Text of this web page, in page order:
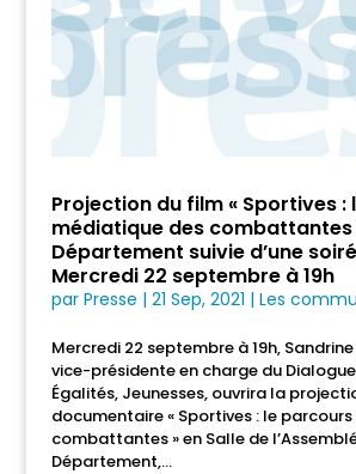
Projection du film « Sportives :
médiatique des combattantes
Département suivie d’une
Mercredi 22 septembre à 19h
par Presse | 21 Sep, 2021 | Les
Mercredi 22 septembre à 19h,
vice-présidente en charge du
Égalités, Jeunesses, ouvrira la
documentaire « Sportives : le
combattantes » en Salle de
Département,...